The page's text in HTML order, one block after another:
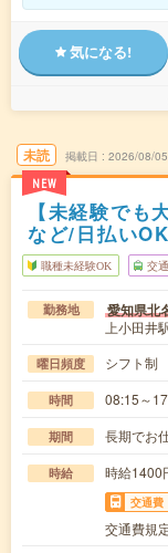
気になる!
未読
NEW
掲載日 2026/08/05
【未経験でも
など/日払いOK
職種未経験OK 交
勤務地 愛知県北
上小田井
曜日頻度 シフト制
時間 08:15～
期間 長期でお
時給 時給1400
交通費
交通費規